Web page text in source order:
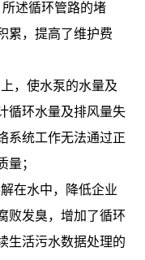
所述循环管路的堵
累，提高了维护费
，使水泵的水量及
循环水量及排风量失
系统工作无法通过正
量；
在水中，降低企业
败发臭，增加了循环
生活污水数据处理的